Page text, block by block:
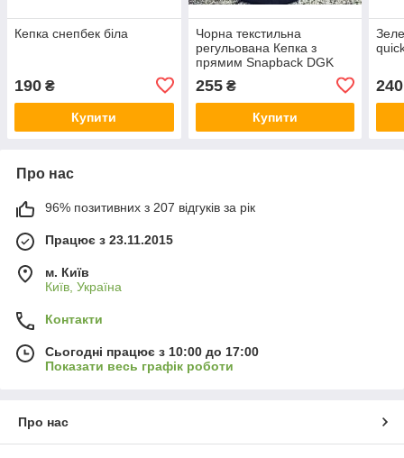
Кепка снепбек біла
190 ₴
Купити
Чорна текстильна
регульована Кепка з
прямим Snapback DGK
255₴
Купити
240
Про нас
96% позитивних з 207 відгуків за рік
Працює з 23.11.2015
м. Київ
Київ, Україна
Контакти
Сьогодні працює з 10:00 до 17:00
Показати весь графік роботи
Про нас